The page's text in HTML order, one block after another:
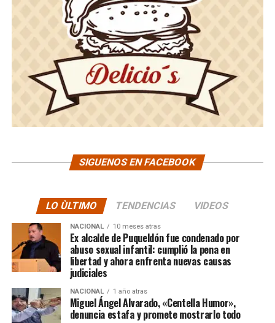
SIGUENOS EN FACEBOOK
LO ÙLTIMO TENDENCIAS VIDEOS
NACIONAL 10 meses atras
Ex alcalde de Puqueldón fue condenado por
abuso sexual infantil: cumplió la pena en
libertad y ahora enfrenta nuevas causas
judiciales
NACIONAL 1 año atras
Miguel Ángel Alvarado, «Centella Humor»,
denuncia estafa y promete mostrarlo todo